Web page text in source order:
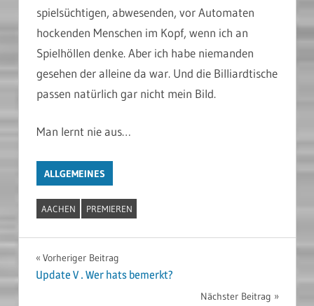
spielsüchtigen, abwesenden, vor Automaten
hockenden Menschen im Kopf, wenn ich an
Spielhöllen denke. Aber ich habe niemanden
gesehen der alleine da war. Und die Billiardtische
passen natürlich gar nicht mein Bild.
Man lernt nie aus…
ALLGEMEINES
AACHEN PREMIEREN
Beitragsnavigation
Vorheriger Beitrag
Update V . Wer hats bemerkt?
Nächster Beitrag